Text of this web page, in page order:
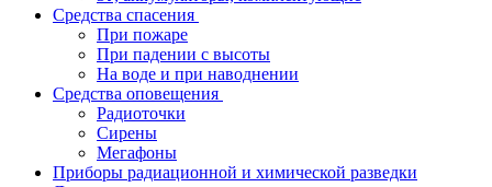
Средства спасения
При пожаре
При падении с высоты
На воде и при наводнении
Средства оповещения
Радиоточки
Сирены
Мегафоны
Приборы радиационной и химической разведки